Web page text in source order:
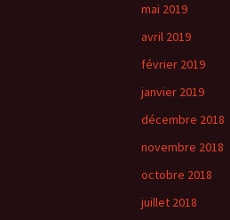
mai 2019
avril 2019
février 2019
janvier 2019
décembre 2018
novembre 2018
octobre 2018
juillet 2018